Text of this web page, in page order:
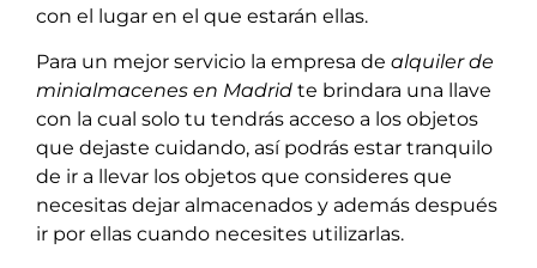
con el lugar en el que estarán ellas.
Para un mejor servicio la empresa de alquiler de
minialmacenes en Madrid te brindara una llave
con la cual solo tu tendrás acceso a los objetos
que dejaste cuidando, así podrás estar tranquilo
de ir a llevar los objetos que consideres que
necesitas dejar almacenados y además después
ir por ellas cuando necesites utilizarlas.